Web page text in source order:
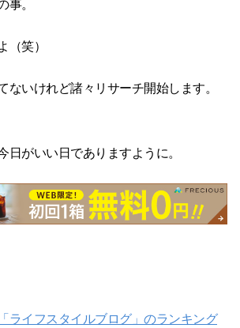
事。
（笑）
ないけれど諸々リサーチ開始します。
日がいい日でありますように。
ライフスタイルブログ」のランキング